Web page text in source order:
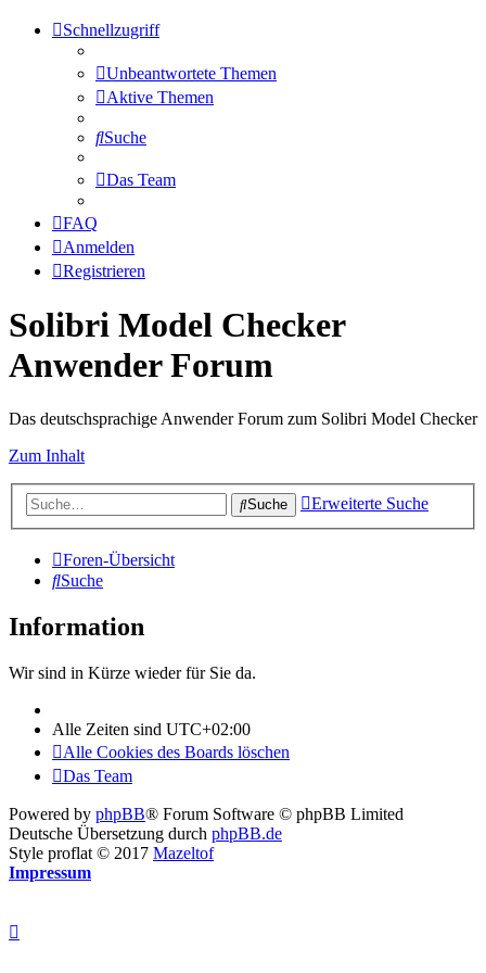
Schnellzugriff
Unbeantwortete Themen
Aktive Themen
Suche
Das Team
FAQ
Anmelden
Registrieren
Solibri Model Checker
Anwender Forum
Das deutschsprachige Anwender Forum zum Solibri Model Checker
Zum Inhalt
Suche Erweiterte Suche
Foren-Übersicht
Suche
Information
Wir sind in Kürze wieder für Sie da.
Alle Zeiten sind UTC+02:00
Alle Cookies des Boards löschen
Das Team
Powered by phpBB® Forum Software © phpBB Limited
Deutsche Übersetzung durch phpBB.de
Style proflat © 2017 Mazeltof
Impressum